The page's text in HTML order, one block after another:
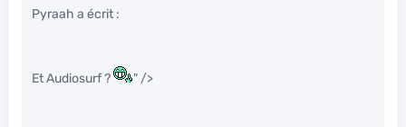
Pyraah a écrit :
Et Audiosurf ? " />